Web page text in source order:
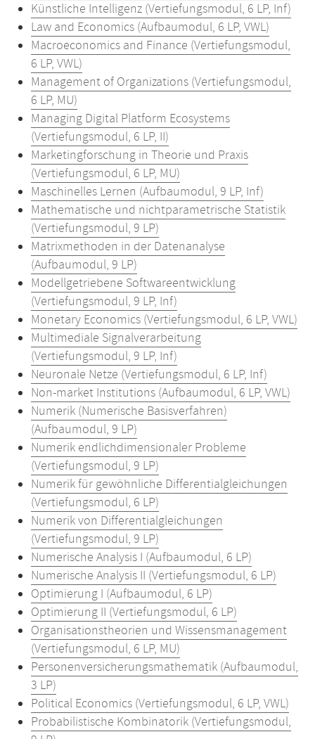
Künstliche Intelligenz (Vertiefungsmodul, 6 LP, Inf)
Law and Economics (Aufbaumodul, 6 LP, VWL)
Macroeconomics and Finance (Vertiefungsmodul,
6 LP, VWL)
Management of Organizations (Vertiefungsmodul,
6 LP, MU)
Managing Digital Platform Ecosystems
(Vertiefungsmodul, 6 LP, II)
Marketingforschung in Theorie und Praxis
(Vertiefungsmodul, 6 LP, MU)
Maschinelles Lernen (Aufbaumodul, 9 LP, Inf)
Mathematische und nichtparametrische Statistik
(Vertiefungsmodul, 9 LP)
Matrixmethoden in der Datenanalyse
(Aufbaumodul, 9 LP)
Modellgetriebene Softwareentwicklung
(Vertiefungsmodul, 9 LP, Inf)
Monetary Economics (Vertiefungsmodul, 6 LP, VWL)
Multimediale Signalverarbeitung
(Vertiefungsmodul, 9 LP, Inf)
Neuronale Netze (Vertiefungsmodul, 6 LP, Inf)
Non-market Institutions (Aufbaumodul, 6 LP, VWL)
Numerik (Numerische Basisverfahren)
(Aufbaumodul, 9 LP)
Numerik endlichdimensionaler Probleme
(Vertiefungsmodul, 9 LP)
Numerik für gewöhnliche Differentialgleichungen
(Vertiefungsmodul, 6 LP)
Numerik von Differentialgleichungen
(Vertiefungsmodul, 9 LP)
Numerische Analysis I (Aufbaumodul, 6 LP)
Numerische Analysis II (Vertiefungsmodul, 6 LP)
Optimierung I (Aufbaumodul, 6 LP)
Optimierung II (Vertiefungsmodul, 6 LP)
Organisationstheorien und Wissensmanagement
(Vertiefungsmodul, 6 LP, MU)
Personenversicherungsmathematik (Aufbaumodul,
3 LP)
Political Economics (Vertiefungsmodul, 6 LP, VWL)
Probabilistische Kombinatorik (Vertiefungsmodul,